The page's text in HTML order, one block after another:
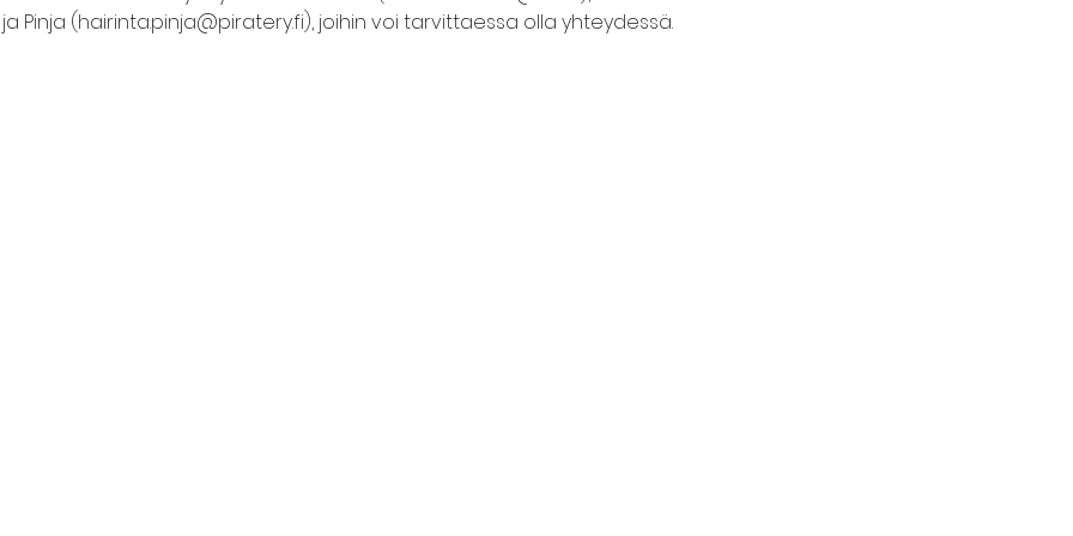
Pinja (hairinta.pinja@piratery.fi), joihin voi tarvittaessa olla yhteydessä.